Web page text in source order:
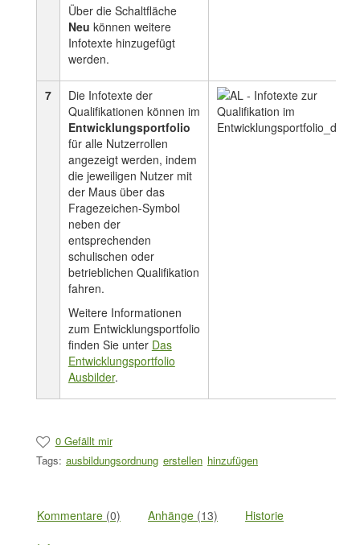
Über die Schaltfläche
Neu können weitere
Infotexte hinzugefügt
werden.
7
Die Infotexte der
Qualifikationen können im
Entwicklungsportfolio
für alle Nutzerrollen
angezeigt werden, indem
die jeweiligen Nutzer mit
der Maus über das
Fragezeichen-Symbol
neben der
entsprechenden
schulischen oder
betrieblichen Qualifikation
fahren.
Weitere Informationen
zum Entwicklungsportfolio
finden Sie unter Das
Entwicklungsportfolio
Ausbilder.
0 Gefällt mir
Tags: ausbildungsordnung erstellen hinzufügen
Kommentare (0) Anhänge (13) Historie